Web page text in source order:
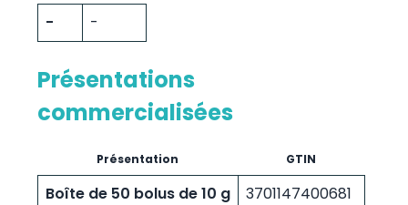
- -
Présentations
commercialisées
Présentation GTIN
Boîte de 50 bolus de 10 g
3701147400681